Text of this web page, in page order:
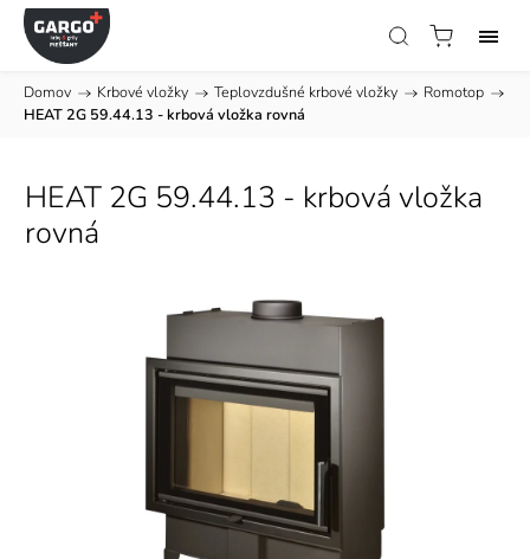
Domov / Krbové vložky / Teplovzdušné krbové vložky / Romotop /
HEAT 2G 59.44.13 - krbová vložka rovná
HEAT 2G 59.44.13 - krbová vložka
rovná